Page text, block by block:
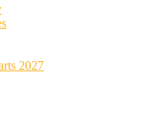
2027